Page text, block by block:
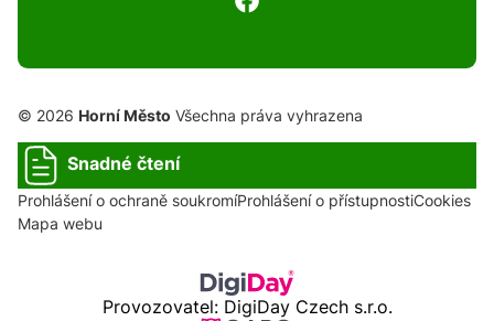
© 2026 Horní Město Všechna práva vyhrazena
Snadné čtení
Prohlášení o ochraně soukromíProhlášení o přístupnostiCookies
Mapa webu
Provozovatel: DigiDay Czech s.r.o.